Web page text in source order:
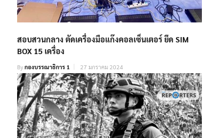
สอบสวนกลาง ตัดเครื่องมือแก๊งคอลเซ็นเตอร์ ยึด SIM
BOX 15 เครื่อง
Byกองบรรณาธิการ 1 27 มกราคม 2024